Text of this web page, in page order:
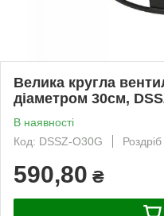
Велика кругла
діаметром 30см,
В наявності
Код: DSSZ-O30G
Роздріб
590,80 ₴